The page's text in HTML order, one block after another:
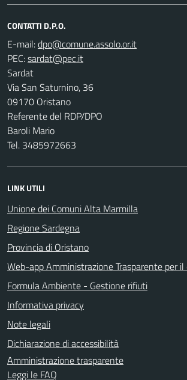
CONTATTI D.P.O.
E-mail:
PEC:
Sardat
Via San Saturnino, 36
09170 Oristano
Referente del RDP/DPO
Baroli Mario
Tel. 3485972663
LINK UTILI
Unione dei Comuni Alta Marmilla
Regione Sardegna
Provincia di Oristano
Web-app Amministrazione Trasparente per
Formula Ambiente - Gestione rifiuti
Informativa privacy
Note legali
Dichiarazione di accessibilità
Amministrazione trasparente
Leggi le FAQ